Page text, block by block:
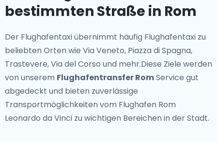
bestimmten Straße in Rom
Der Flughafentaxi übernimmt häufig Flughafentaxi zu
beliebten Orten wie Via Veneto, Piazza di Spagna,
Trastevere, Via del Corso und mehr.Diese Ziele werden
von unserem Flughafentransfer RomService gut
abgedeckt und bieten zuverlässige
Transportmöglichkeiten vom Flughafen Rom
Leonardo da Vinci zu wichtigen Bereichen in der Stadt.